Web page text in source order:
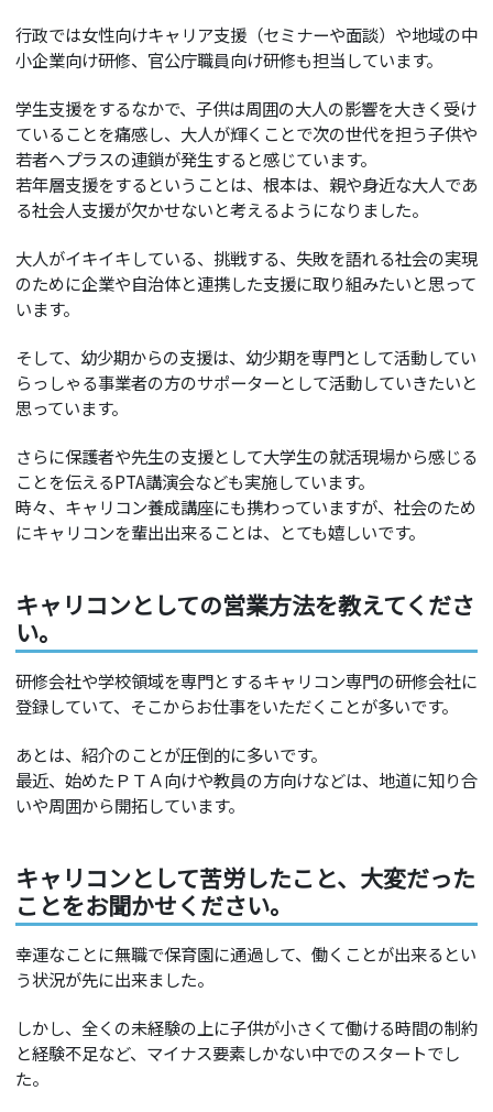
行政では女性向けキャリア支援（セミナーや面談）や地域の中
小企業向け研修、官公庁職員向け研修も担当しています。
学生支援をするなかで、子供は周囲の大人の影響を大きく受け
ていることを痛感し、大人が輝くことで次の世代を担う子供や
若者へプラスの連鎖が発生すると感じています。
若年層支援をするということは、根本は、親や身近な大人であ
る社会人支援が欠かせないと考えるようになりました。
大人がイキイキしている、挑戦する、失敗を語れる社会の実現
のために企業や自治体と連携した支援に取り組みたいと思って
います。
そして、幼少期からの支援は、幼少期を専門として活動してい
らっしゃる事業者の方のサポーターとして活動していきたいと
思っています。
さらに保護者や先生の支援として大学生の就活現場から感じる
ことを伝えるPTA講演会なども実施しています。
時々、キャリコン養成講座にも携わっていますが、社会のため
にキャリコンを輩出出来ることは、とても嬉しいです。
キャリコンとしての営業方法を教えてくださ
い。
研修会社や学校領域を専門とするキャリコン専門の研修会社に
登録していて、そこからお仕事をいただくことが多いです。
あとは、紹介のことが圧倒的に多いです。
最近、始めたＰＴＡ向けや教員の方向けなどは、地道に知り合
いや周囲から開拓しています。
キャリコンとして苦労したこと、大変だった
ことをお聞かせください。
幸運なことに無職で保育園に通過して、働くことが出来るとい
う状況が先に出来ました。
しかし、全くの未経験の上に子供が小さくて働ける時間の制約
と経験不足など、マイナス要素しかない中でのスタートでし
た。